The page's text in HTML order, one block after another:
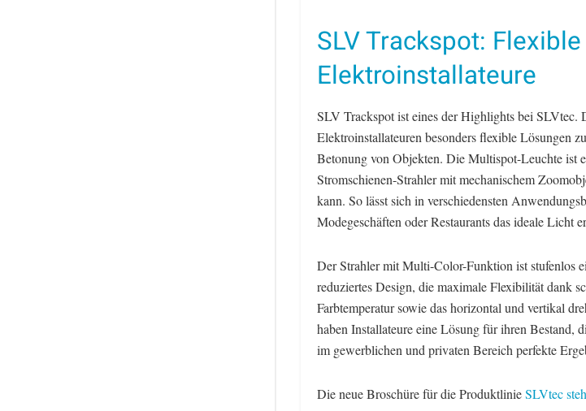
SLV Trackspot:
Elektroinstallateure
SLV Trackspot ist eines der Highlights bei SLVtec.
Elektroinstallateuren besonders flexible Lösungen
Betonung von Objekten. Die Multispot-Leuchte ist
Stromschienen-Strahler mit mechanischem
kann. So lässt sich in verschiedensten
Modegeschäften oder Restaurants das ideale Licht
Der Strahler mit Multi-Color-Funktion ist stufenlos
reduziertes Design, die maximale Flexibilität dank
Farbtemperatur sowie das horizontal und vertikal
haben Installateure eine Lösung für ihren Bestand,
im gewerblichen und privaten Bereich perfekte
Die neue Broschüre für die ProduktlinieSLVtec